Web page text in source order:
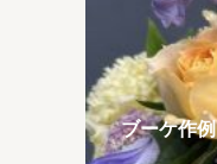
ブーケ作例